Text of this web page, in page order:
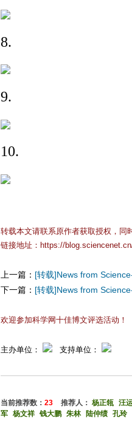
8.
9.
10.
转载本文请联系原作者获取授权，同
链接地址： https://
上一篇： [转载]News from
下一篇： [转载]News from
欢迎参加科学网十佳博文评选活动！
主办单位： 支持单位：
当前推荐数： 23 推荐人： 杨正瓴 汪
军 杨文祥 钱大鹏 朱林 陆仲绩 孔玲